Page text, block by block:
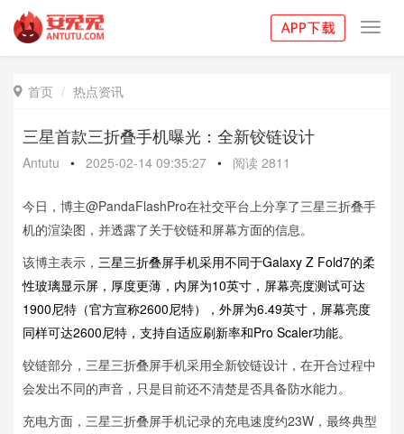
 首页 热点资讯
三星首款三折叠手机曝光：全新铰链设计
Antutu • 2025-02-14 09:35:27 • 阅读 2811
今日，博主@PandaFlashPro在社交平台上分享了三星三折叠手
机的渲染图，并透露了关于铰链和屏幕方面的信息。
该博主表示， 三星三折叠屏手机采用不同于Galaxy Z Fold7的柔
性玻璃显示屏，厚度更薄，内屏为10英寸，屏幕亮度测试可达
1900尼特（官方宣称2600尼特），外屏为6.49英寸，屏幕亮度
同样可达2600尼特，支持自适应刷新率和Pro Scaler功能。
铰链部分，三星三折叠屏手机采用全新铰链设计，在开合过程中
会发出不同的声音，只是目前还不清楚是否具备防水能力。
充电方面，三星三折叠屏手机记录的充电速度约23W，最终典型